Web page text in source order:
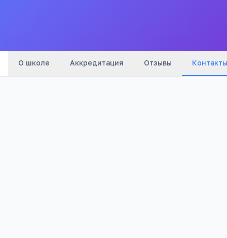
О школе Аккредитация Отзывы Контакты